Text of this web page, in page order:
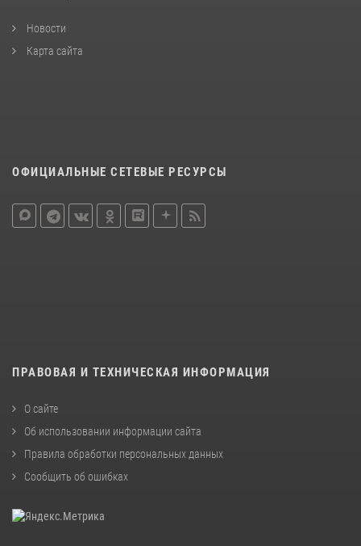
Новости
Карта сайта
ОФИЦИАЛЬНЫЕ СЕТЕВЫЕ РЕСУРСЫ
ПРАВОВАЯ И ТЕХНИЧЕСКАЯ ИНФОРМАЦИЯ
О сайте
Об использовании информации сайта
Правила обработки персональных данных
Сообщить об ошибках